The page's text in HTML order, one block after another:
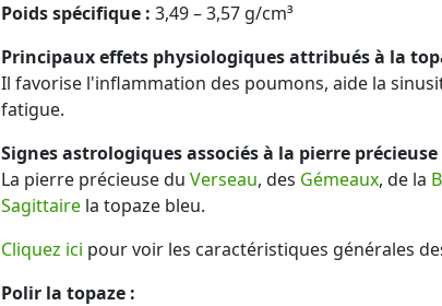
Poids spécifique : 3,49 – 3,57 g/cm³
Principaux effets physiologiques attribués à la
Il favorise l'inflammation des poumons, aide la
fatigue.
Signes astrologiques associés à la pierre précieuse
La pierre précieuse du Verseau, des Gémeaux, de la
Sagittaire la topaze bleu.
Cliquez ici pour voir les caractéristiques générales
Polir la topaze :